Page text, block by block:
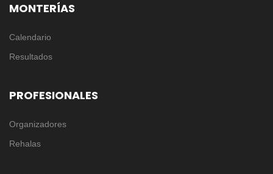
MONTERÍAS
Calendario
Resultados
PROFESIONALES
Organizadores
Rehalas